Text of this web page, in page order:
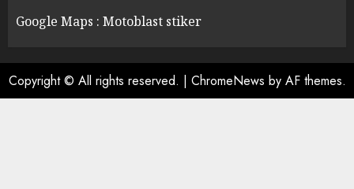
Google Maps : Motoblast stiker
Copyright © All rights reserved. | ChromeNews by AF themes.